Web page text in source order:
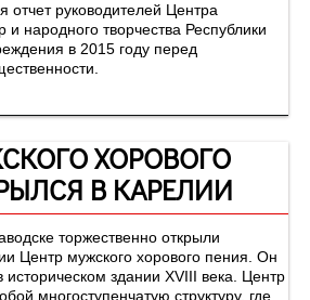
отчет руководителей Центра
и народного творчества Республики
в 2015 году перед
ХОРОВОГО
В КАРЕЛИИ
торжественно открыли
Центр мужского хорового пения. Он
историческом здании XVIII века. Центр
многоступенчатую структуру, где